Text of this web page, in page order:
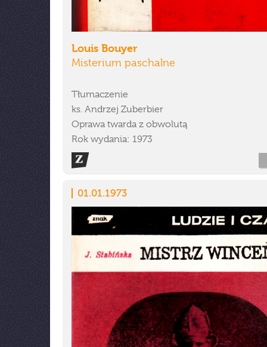
Louis Bouyer
Misterium paschalne
Tłumaczenie
ks. Andrzej Zuberbier
Oprawa twarda z obwolutą
Rok wydania: 1973
01.01.1973